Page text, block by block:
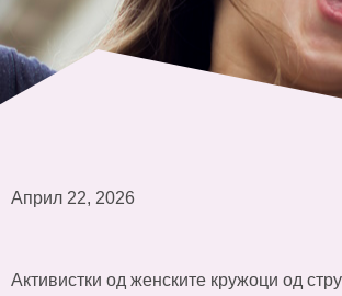
Април 22, 2026
Активистки од женските кружоци од